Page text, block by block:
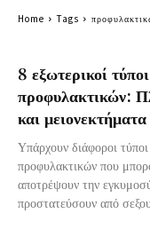
8 εξωτερικοί τύποι
προφυλακτικών:
και μειονεκτήματα
Υπάρχουν διάφοροι τύποι
προφυλακτικών που
αποτρέψουν την
προστατεύσουν από
Home Tags